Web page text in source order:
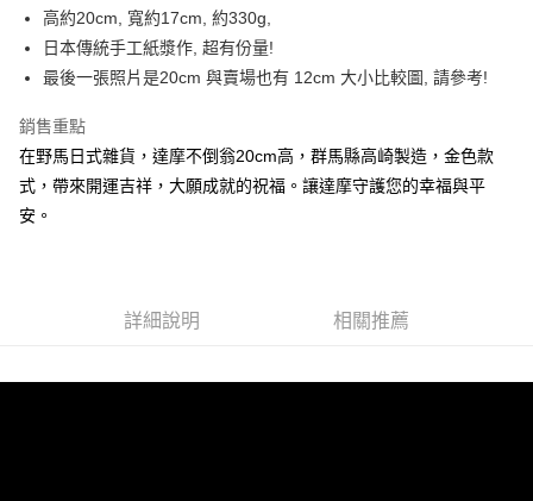
元大商業銀行
玉山商業銀行
台新國際商業銀行
中國信託商業銀行
Google Pay
ATM付款
運送方式
全家取貨付款
每筆NT$65，滿NT$999(含以上)免運費
高約20cm, 寬約17cm, 約330g,
日本傳統手工紙漿作, 超有份量!
最後一張照片是20cm 與賣場也有 12cm 大小比較圖, 請參考!
銷售重點
在野馬日式雜貨，達摩不倒翁20cm高，群馬縣高崎製造，金色款
式，帶來開運吉祥，大願成就的祝福。讓達摩守護您的幸福與平
安。
詳細說明 相關推薦